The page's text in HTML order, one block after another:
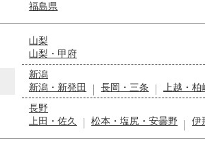
福島県
山梨
山梨・甲府
新潟
新潟・新発田
長岡・三条
上越・柏
長野
上田・佐久
松本・塩尻・安曇野 伊